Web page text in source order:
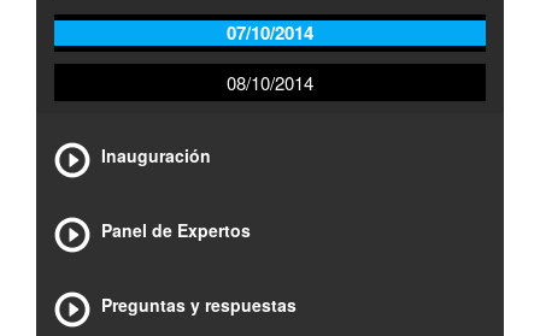
07/10/2014
08/10/2014
Inauguración
Panel de Expertos
Preguntas y respuestas